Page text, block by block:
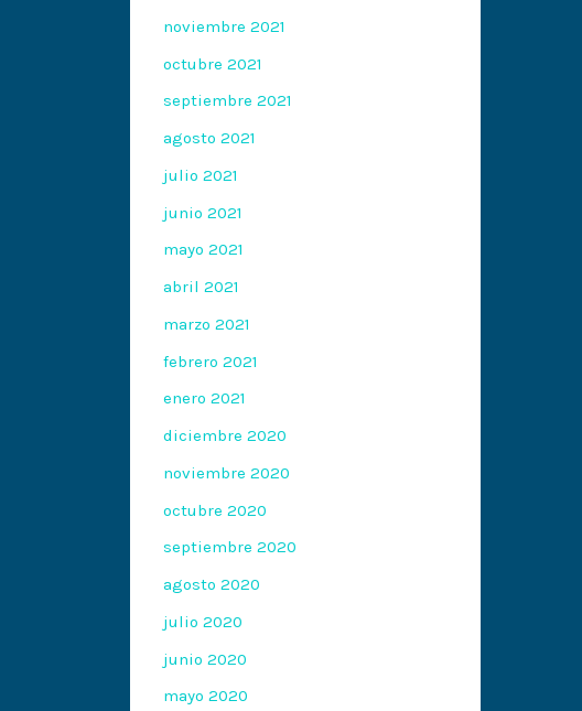
noviembre 2021
octubre 2021
septiembre 2021
agosto 2021
julio 2021
junio 2021
mayo 2021
abril 2021
marzo 2021
febrero 2021
enero 2021
diciembre 2020
noviembre 2020
octubre 2020
septiembre 2020
agosto 2020
julio 2020
junio 2020
mayo 2020